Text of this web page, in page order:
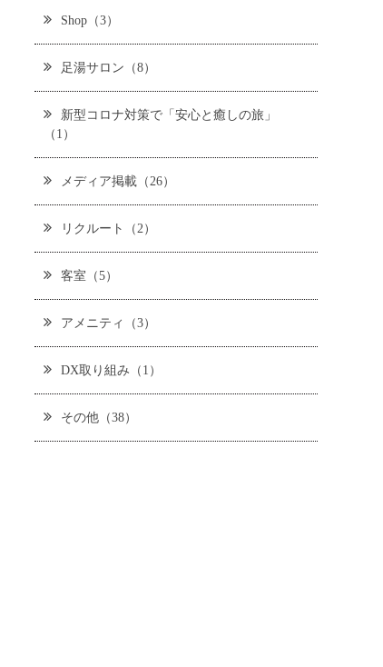
Shop（3）
足湯サロン（8）
新型コロナ対策で「安心と癒しの旅」
（1）
メディア掲載（26）
リクルート（2）
客室（5）
アメニティ（3）
DX取り組み（1）
その他（38）